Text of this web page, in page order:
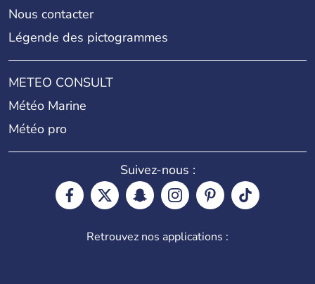
Nous contacter
Légende des pictogrammes
METEO CONSULT
Météo Marine
Météo pro
Suivez-nous :
Retrouvez nos applications :